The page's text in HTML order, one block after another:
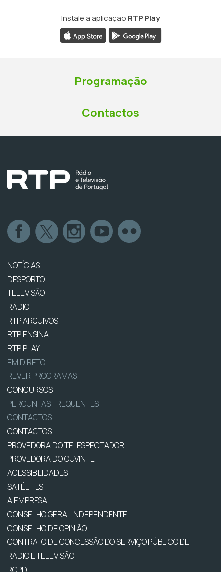
Instale a aplicação RTP Play
Programação
Contactos
NOTÍCIAS
DESPORTO
TELEVISÃO
RÁDIO
RTP ARQUIVOS
RTP ENSINA
RTP PLAY
EM DIRETO
REVER PROGRAMAS
CONCURSOS
PERGUNTAS FREQUENTES
CONTACTOS
CONTACTOS
PROVEDORA DO TELESPECTADOR
PROVEDORA DO OUVINTE
ACESSIBILIDADES
SATÉLITES
A EMPRESA
CONSELHO GERAL INDEPENDENTE
CONSELHO DE OPINIÃO
CONTRATO DE CONCESSÃO DO SERVIÇO PÚBLICO DE
RÁDIO E TELEVISÃO
RGPD